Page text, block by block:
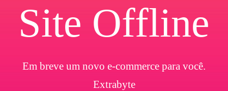
Site Offline
Em breve um novo e-commerce para você.
Extrabyte